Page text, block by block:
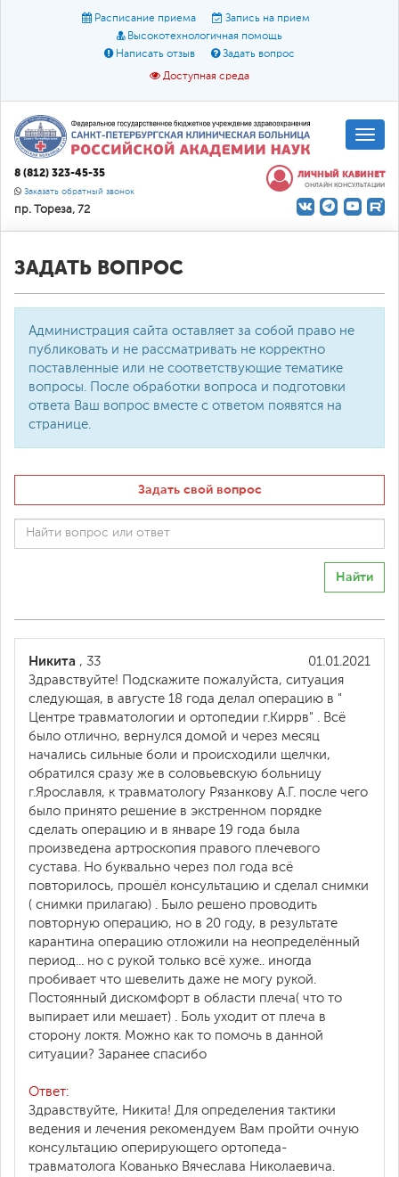
Расписание приема
Запись на прием
Высокотехнологичная помощь
Написать отзыв
Задать вопрос
Доступная среда
Размер шрифта: A A A
Цвет:
О доступной среде
8 (812) 323-45-35
Заказать обратный звонок
пр. Тореза, 72
ЛИЧНЫЙ КАБИНЕТ
ОНЛАЙН КОНСУЛЬТАЦИИ
ЗАДАТЬ ВОПРОС
Администрация сайта оставляет за собой право не
публиковать и не рассматривать не корректно
поставленные или не соответствующие тематике
вопросы. После обработки вопроса и подготовки
ответа Ваш вопрос вместе с ответом появятся на
странице.
Задать свой вопрос
Найти
01.01.2021
Никита , 33
Здравствуйте! Подскажите пожалуйста,​ ситуация
следующая, в августе 18 года делал операцию в "
Центре травматологии и ортопедии г.Киррв" . Всё
было отлично, вернулся домой и через месяц
начались сильные боли и происходили щелчки,​
обратился сразу же в соловьевскую больницу
г.Ярославля, к травматологу Рязанкову А.Г. после чего
было принято решение в экстренном порядке
сделать операцию и в январе 19 года была
произведена артроскопия правого плечевого
сустава.​ Но буквально через пол года всё
повторилось, прошёл консультацию и сделал снимки
( снимки прилагаю) . Было решено проводить
повторную операцию, но в 20 году, в результате
карантина операцию отложили на неопределённый
период... но с рукой только всё хуже.. иногда
пробивает что шевелить даже не могу рукой.​
Постоянный дискомфорт в области плеча( что то
выпирает или мешает) . Боль уходит от плеча в
сторону локтя. Можно как то помочь в данной
ситуации? Заранее спасибо
Ответ:
Здравствуйте, Никита! Для определения тактики
ведения и лечения рекомендуем Вам пройти очную
консультацию оперирующего ортопеда-
травматолога Кованько Вячеслава Николаевича.